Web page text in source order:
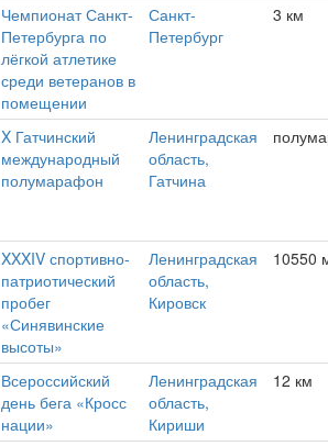
Чемпионат Санкт-
Петербурга по
лёгкой атлетике
среди ветеранов в
помещении
Санкт-
Петербург
3 км
X Гатчинский
международный
полумарафон
Ленинградская
область,
Гатчина
XXXIV спортивно-
патриотический
пробег
«Синявинские
высоты»
Ленинградская
область,
Кировск
10550
Всероссийский
день бега «Кросс
нации»
Ленинградская
область,
Кириши
12 км